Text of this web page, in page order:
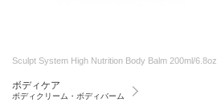
Sculpt System High Nutrition Body Balm 200ml/6.8oz
ボディケア
ボディクリーム・ボディバーム